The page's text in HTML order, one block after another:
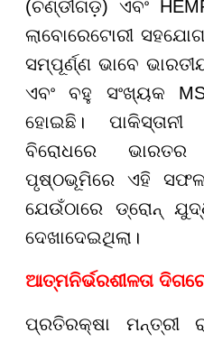
(ଚଣ୍ଡୀଗଡ଼) ଏବଂ
ଲାବୋରେଟୋରୀ
ସମ୍ପୂର୍ଣ୍ଣ ଭାବେ
ଏବଂ ବହୁ ସଂଖ୍ୟକ
ହୋଇଛି।
ବିରୋଧରେ ଭାରତର
ପୃଷ୍ଠଭୂମିରେ ଏହି
ଯେଉଁଠାରେ ଡ୍ରୋନ୍
ଦେଖାଦେଇଥିଲା।
ଆତ୍ମନିର୍ଭରଶୀଳତା
ପ୍ରତିରକ୍ଷା ମନ୍ତ୍ରୀ